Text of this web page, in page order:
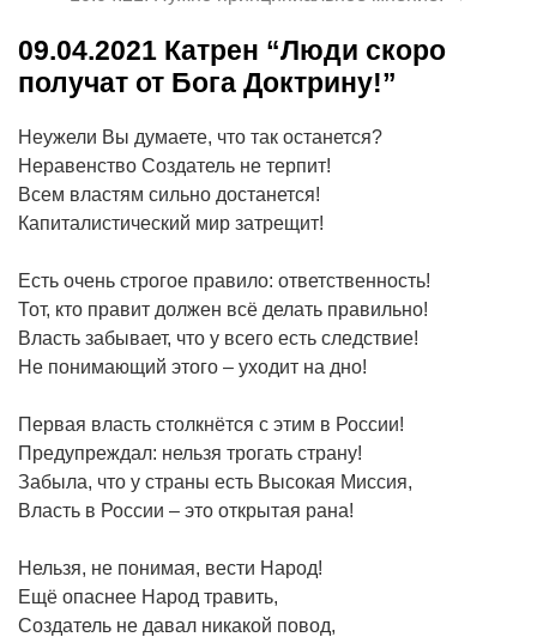
09.04.2021 Катрен “Люди скоро
получат от Бога Доктрину!”
Неужели Вы думаете, что так останется?
Неравенство Создатель не терпит!
Всем властям сильно достанется!
Капиталистический мир затрещит!
Есть очень строгое правило: ответственность!
Тот, кто правит должен всё делать правильно!
Власть забывает, что у всего есть следствие!
Не понимающий этого – уходит на дно!
Первая власть столкнётся с этим в России!
Предупреждал: нельзя трогать страну!
Забыла, что у страны есть Высокая Миссия,
Власть в России – это открытая рана!
Нельзя, не понимая, вести Народ!
Ещё опаснее Народ травить,
Создатель не давал никакой повод,